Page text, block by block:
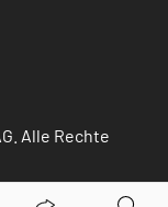
Alle Rechte